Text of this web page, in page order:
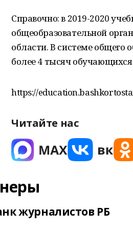
Справочно: в 2019-2020
общеобразовательной
области. В системе общего
более 4 тысяч
https://
Читайте нас
журналистов РБ